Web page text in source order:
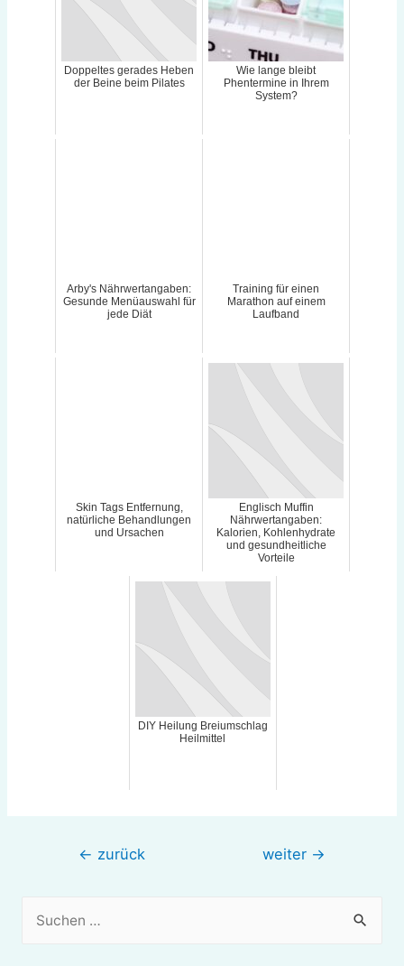
Doppeltes gerades Heben
der Beine beim Pilates
Wie lange bleibt
Phentermine in Ihrem
System?
Arby's Nährwertangaben:
Gesunde Menüauswahl für
jede Diät
Training für einen
Marathon auf einem
Laufband
Skin Tags Entfernung,
natürliche Behandlungen
und Ursachen
Englisch Muffin
Nährwertangaben:
Kalorien, Kohlenhydrate
und gesundheitliche
Vorteile
DIY Heilung Breiumschlag
Heilmittel
Beitragsnavigation
← zurück weiter →